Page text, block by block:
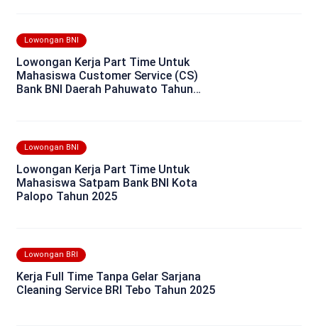
Lowongan BNI
Lowongan Kerja Part Time Untuk
Mahasiswa Customer Service (CS)
Bank BNI Daerah Pahuwato Tahun
Lowongan BNI
Lowongan Kerja Part Time Untuk
Mahasiswa Satpam Bank BNI Kota
Palopo Tahun 2025
Lowongan BRI
Kerja Full Time Tanpa Gelar Sarjana
Cleaning Service BRI Tebo Tahun 2025